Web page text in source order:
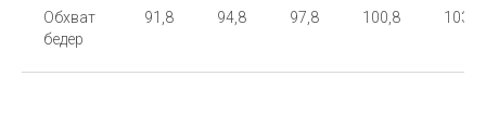
Обхват
бедер
91,8 94,8 97,8 100,8 103,8